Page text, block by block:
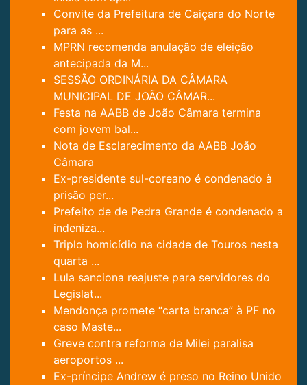
Convite da Prefeitura de Caiçara do Norte
para as ...
MPRN recomenda anulação de eleição
antecipada da M...
SESSÃO ORDINÁRIA DA CÂMARA
MUNICIPAL DE JOÃO CÂMAR...
Festa na AABB de João Câmara termina
com jovem bal...
Nota de Esclarecimento da AABB João
Câmara
Ex-presidente sul-coreano é condenado à
prisão per...
Prefeito de de Pedra Grande é condenado a
indeniza...
Triplo homicídio na cidade de Touros nesta
quarta ...
Lula sanciona reajuste para servidores do
Legislat...
Mendonça promete “carta branca” à PF no
caso Maste...
Greve contra reforma de Milei paralisa
aeroportos ...
Ex-príncipe Andrew é preso no Reino Unido